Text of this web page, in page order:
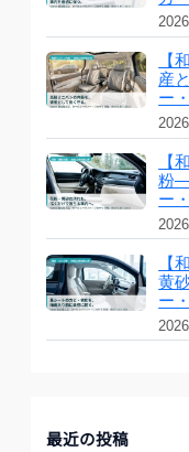
【
産
ー
【
粉
ー
【
黄
ー
最近の投稿